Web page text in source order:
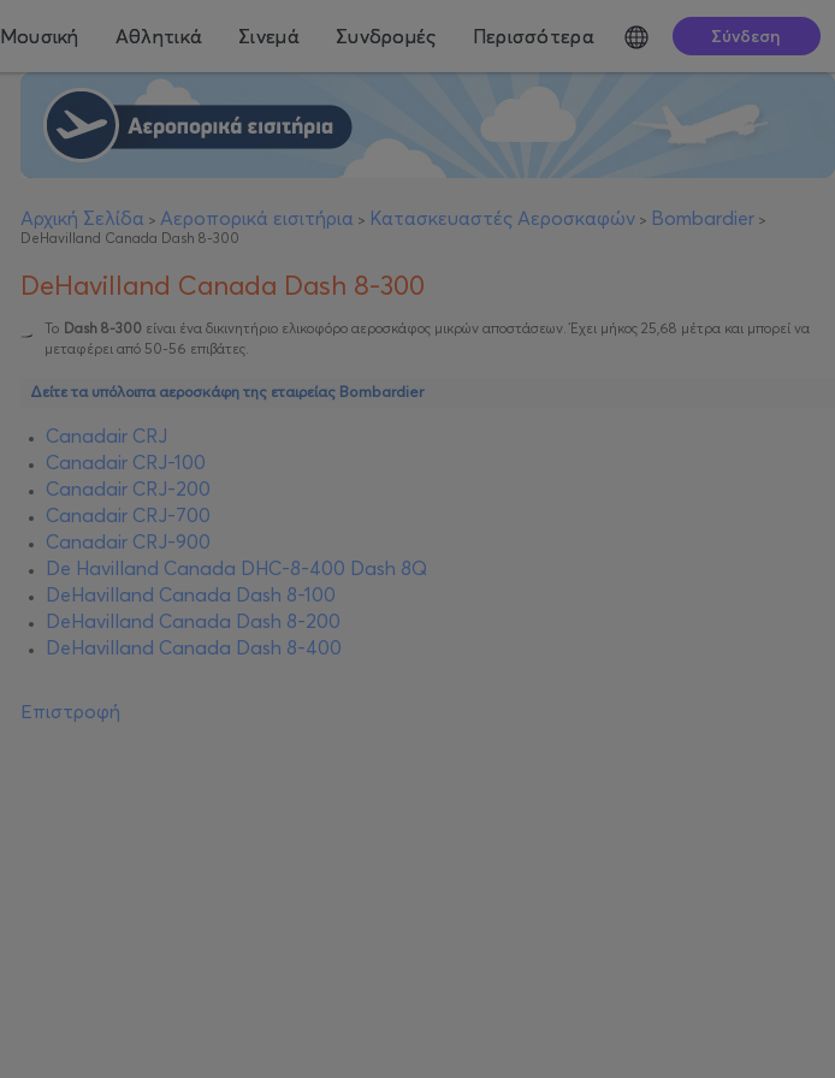
Μουσική Αθλητικά Σινεμά Συνδρομές Περισσότερα Σύνδεση
Αρχική Σελίδα > Αεροπορικά εισιτήρια > Κατασκευαστές Αεροσκαφών > Bombardier >
DeHavilland Canada Dash 8-300
DeHavilland Canada Dash 8-300
To Dash 8-300 είναι ένα δικινητήριο ελικοφόρο αεροσκάφος μικρών αποστάσεων. Έχει μήκος 25,68 μέτρα και μπορεί να
μεταφέρει από 50-56 επιβάτες.
Δείτε τα υπόλοιπα αεροσκάφη της εταιρείας Bombardier
Canadair CRJ
Canadair CRJ-100
Canadair CRJ-200
Canadair CRJ-700
Canadair CRJ-900
De Havilland Canada DHC-8-400 Dash 8Q
DeHavilland Canada Dash 8-100
DeHavilland Canada Dash 8-200
DeHavilland Canada Dash 8-400
Επιστροφή